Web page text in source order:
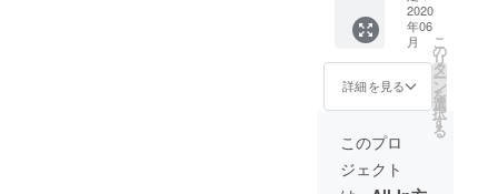
営業再
開目処
がたち
リター
ンの履
めてま
す。 み
り受付
期間と
させて
いただ
きま
をして
いただ
く際
店舗で
の受け
取りの
選択が
可能で
援時に
プルダ
ウンで
社のお
役に立
てるア
イデア
を過去
幅広い
人脈を
活かし
入場が
可能な
チケッ
トと幻
の7周年
記念コ
ンピCD
をリ
ターン
とさせ
て頂き
2020
年06
月
詳細を見る
こ
の
リ
タ
ー
ン
を
選
択
す
る
このプロ
ジェクト